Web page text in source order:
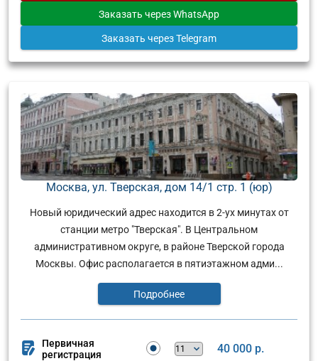
Заказать через WhatsApp
Заказать через Telegram
Москва, ул. Тверская, дом 14/1 стр. 1 (юр)
Новый юридический адрес находится в 2-ух минутах от
станции метро "Тверская". В Центральном
административном округе, в районе Тверской города
Москвы. Офис располагается в пятиэтажном адми...
Подробнее
Первичная
регистрация
40 000 р.